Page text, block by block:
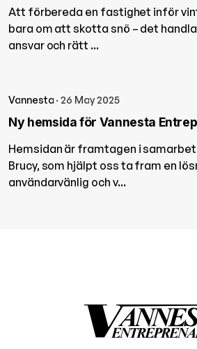
Att förbereda en fastighet inför
bara om att skotta snö – det
ansvar och rätt ...
Vannesta · 26 May 2025
Ny hemsida för Vannesta
Hemsidan är framtagen i
Brucy, som hjälpt oss ta fram en
användarvänlig och v...